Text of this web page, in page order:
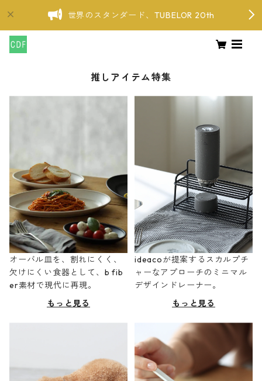
世界のスタンダード、TUBELOR 20th
推しアイテム特集
オーバル皿を、割れにくく、
欠けにくい食器として、b fib
er素材で現代に再現。
もっと見る
ideacoが提案するスカルプチ
ャーなアプローチのミニマル
デザインドレーナー。
もっと見る